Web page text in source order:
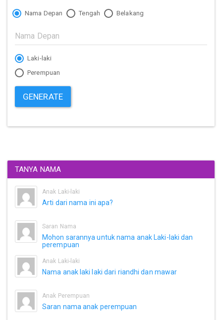
Nama Depan Tengah Belakang
Laki-laki
Perempuan
GENERATE
TANYA NAMA
Anak Laki-laki
Arti dari nama ini apa?
Saran Nama
Mohon sarannya untuk nama anak Laki-laki dan
perempuan
Anak Laki-laki
Nama anak laki laki dari riandhi dan mawar
Anak Perempuan
Saran nama anak perempuan